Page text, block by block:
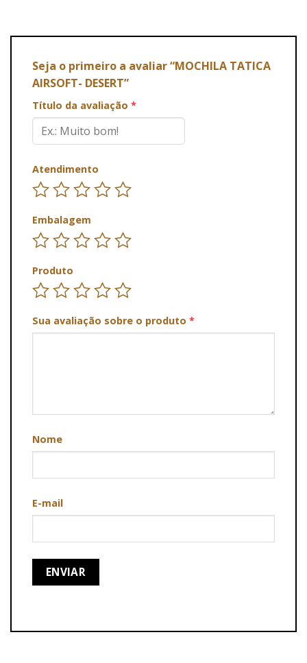
Seja o primeiro a avaliar “MOCHILA TATICA
AIRSOFT- DESERT”
Título da avaliação *
Atendimento
Embalagem
Produto
Sua avaliação sobre o produto *
Nome
E-mail